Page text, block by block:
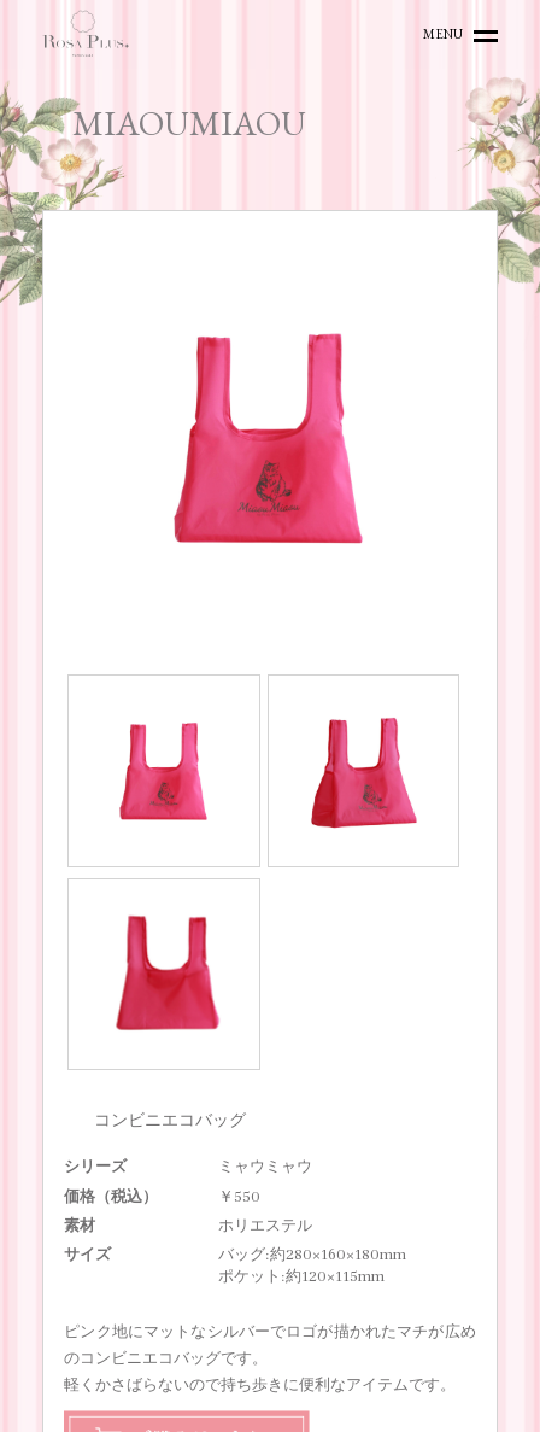
HOME
TOPICS
ITEMS
ACCESS
ONLINE SHOP
MENU
MIAOUMIAOU
コンビニエコバッグ
シリーズ
ミャウミャウ
価格（税込）
￥550
素材
ホリエステル
サイズ
バッグ:約280×160×180mm
ポケット:約120×115mm
ピンク地にマットなシルバーでロゴが描かれたマチが広め
のコンビニエコバッグです。
軽くかさばらないので持ち歩きに便利なアイテムです。